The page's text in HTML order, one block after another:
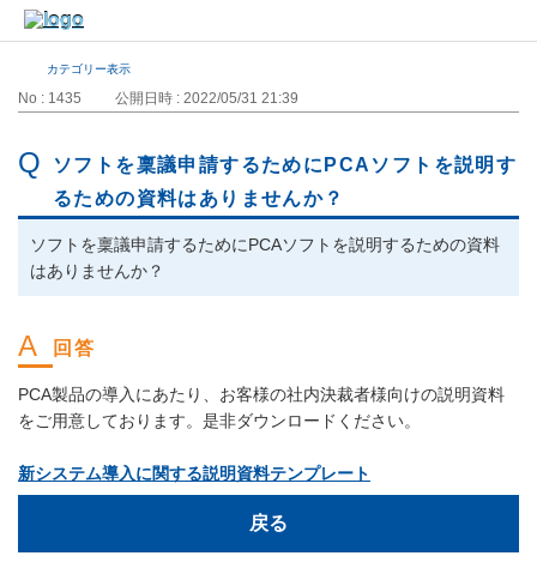
カテゴリー表示
No : 1435 公開日時 : 2022/05/31 21:39
ソフトを稟議申請するためにPCAソフトを説明す
るための資料はありませんか？
ソフトを稟議申請するためにPCAソフトを説明するための資料
はありませんか？
PCA製品の導入にあたり、お客様の社内決裁者様向けの説明資料
をご用意しております。是非ダウンロードください。
新システム導入に関する説明資料テンプレート
戻る